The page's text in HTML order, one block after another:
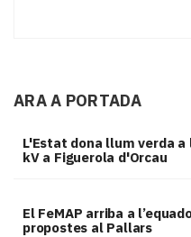
ARA A PORTADA
L'Estat dona llum verda
kV a Figuerola d'Orcau
El FeMAP arriba a
propostes al Pallars